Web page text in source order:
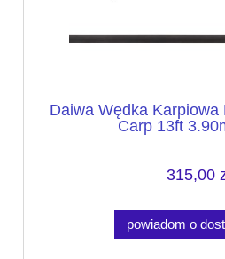
Daiwa Wędka Karpiowa
Carp 13ft
315,00
powiadom o